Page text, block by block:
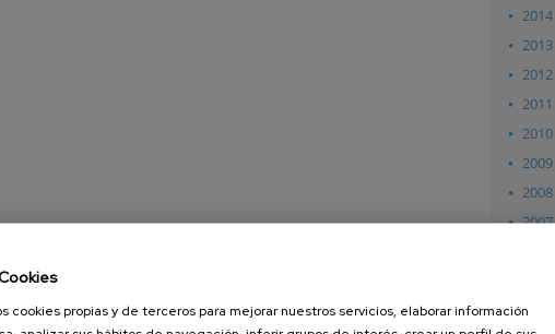
2014
2013
2012
2011
2010
2009
2008
2007
TESIS
cookies propias y de terceros para mejorar nuestros servicios, elaborar información